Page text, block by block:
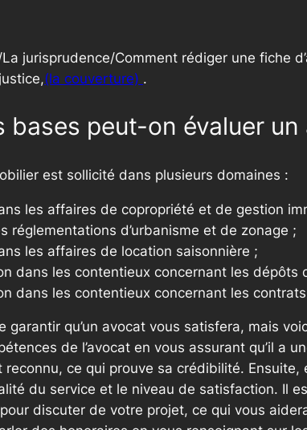
jurisprudence/Comment rédiger une fiche
(la couverture) .
bases peut-on évaluer
est sollicité dans plusieurs domaines :
les affaires de copropriété et de gestion
réglementations d’urbanisme et de zonage ;
les affaires de location saisonnière ;
dans les contentieux concernant les dépôts
dans les contentieux concernant les
garantir qu’un avocat vous satisfera, mais
de l’avocat en vous assurant qu’il a
reconnu, ce qui prouve sa crédibilité.
du service et le niveau de satisfaction. Il
discuter de votre projet, ce qui vous